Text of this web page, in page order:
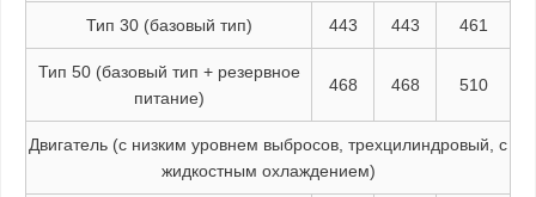
Тип 30 (базовый тип) 443 443 461
Тип 50 (базовый тип + резервное
питание)
468 468 510
Двигатель (с низким уровнем выбросов, трехцилиндровый, с
жидкостным охлаждением)